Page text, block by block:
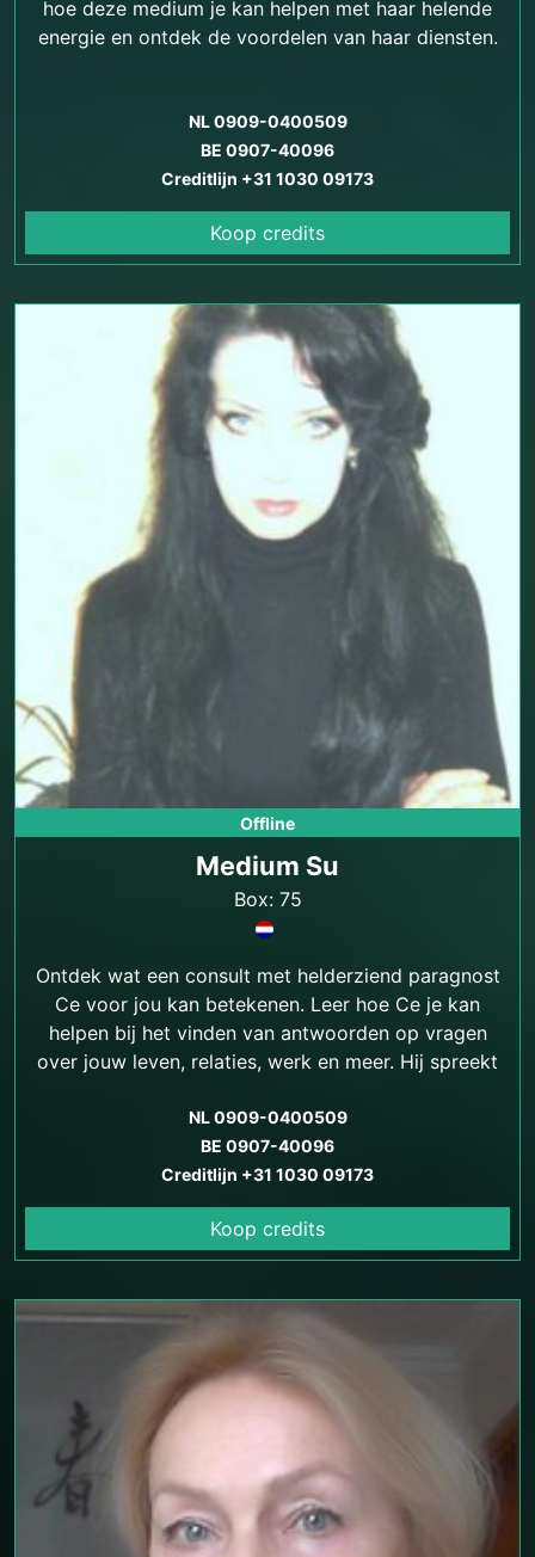
hoe deze medium je kan helpen met haar helende
energie en ontdek de voordelen van haar diensten.
NL 0909-0400509
BE 0907-40096
Creditlijn +31 1030 09173
Koop credits
Offline
Medium Su
Box: 75
Ontdek wat een consult met helderziend paragnost
Ce voor jou kan betekenen. Leer hoe Ce je kan
helpen bij het vinden van antwoorden op vragen
over jouw leven, relaties, werk en meer. Hij spreekt
NL 0909-0400509
BE 0907-40096
Creditlijn +31 1030 09173
Koop credits